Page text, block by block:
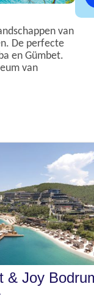
van
De perfecte
en Gümbet.
van
& Joy